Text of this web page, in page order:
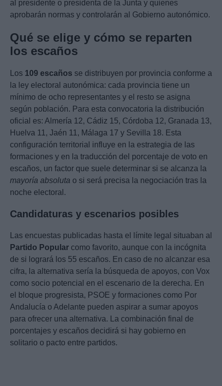
al presidente o presidenta de la Junta y quienes
aprobarán normas y controlarán al Gobierno autonómico.
Qué se elige y cómo se reparten
los escaños
Los 109 escaños se distribuyen por provincia conforme a
la ley electoral autonómica: cada provincia tiene un
mínimo de ocho representantes y el resto se asigna
según población. Para esta convocatoria la distribución
oficial es: Almería 12, Cádiz 15, Córdoba 12, Granada 13,
Huelva 11, Jaén 11, Málaga 17 y Sevilla 18. Esta
configuración territorial influye en la estrategia de las
formaciones y en la traducción del porcentaje de voto en
escaños, un factor que suele determinar si se alcanza la
mayoría absoluta o si será precisa la negociación tras la
noche electoral.
Candidaturas y escenarios posibles
Las encuestas publicadas hasta el límite legal situaban al
Partido Popular como favorito, aunque con la incógnita
de si logrará los 55 escaños. En caso de no alcanzar esa
cifra, la alternativa sería la búsqueda de apoyos, con Vox
como socio potencial en el escenario de la derecha. En
el bloque progresista, PSOE y formaciones como Por
Andalucía o Adelante pueden aspirar a sumar apoyos
para ofrecer una alternativa. La combinación final de
porcentajes y escaños decidirá si hay gobierno en
solitario o pacto entre partidos.